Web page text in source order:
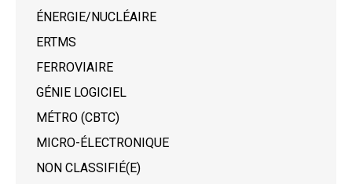
ÉNERGIE/NUCLÉAIRE
ERTMS
FERROVIAIRE
GÉNIE LOGICIEL
MÉTRO (CBTC)
MICRO-ÉLECTRONIQUE
NON CLASSIFIÉ(E)